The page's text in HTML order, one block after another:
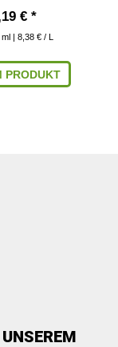
€ *
ml | 8,38 € / L
PRODUKT